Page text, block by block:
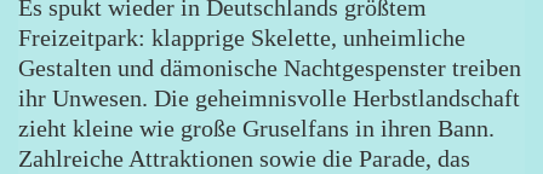
Es spukt wieder in Deutschlands größtem
Freizeitpark: klapprige Skelette, unheimliche
Gestalten und dämonische Nachtgespenster treiben
ihr Unwesen. Die geheimnisvolle Herbstlandschaft
zieht kleine wie große Gruselfans in ihren Bann.
Zahlreiche Attraktionen sowie die Parade, das